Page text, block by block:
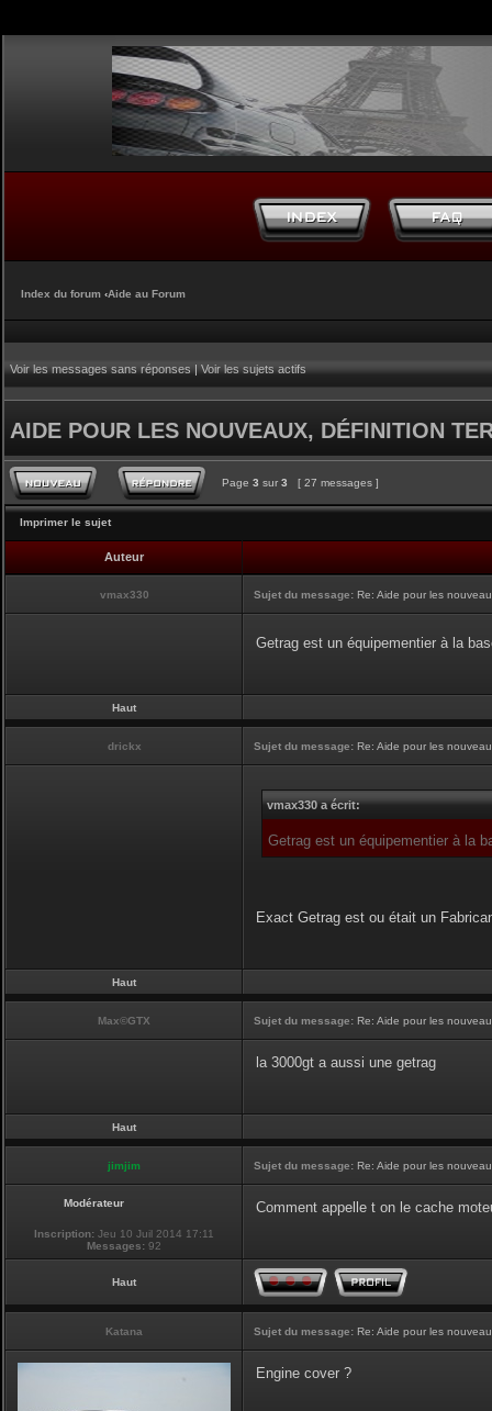
Index du forum ‹Aide au Forum
Voir les messages sans réponses|Voir les sujets actifs
AIDE POUR LES NOUVEAUX, DÉFINITION
Page 3 sur 3 [ 27 messages ]
Imprimer le sujet
Auteur
vmax330 Sujet du message: Re: Aide pour les
Getrag est un équipementier à la
Haut
drickx Sujet du message: Re: Aide pour les
vmax330 a écrit:
Getrag est un équipementier à la
Exact Getrag est ou était un
Haut
Max©GTX Sujet du message: Re: Aide pour les
la 3000gt a aussi une getrag
Haut
jimjim Sujet du message: Re: Aide pour les
Modérateur
Inscription: Jeu 10 Juil 2014 17:11
Messages: 92
Comment appelle t on le cache
Haut
Katana Sujet du message: Re: Aide pour les
Engine cover ?